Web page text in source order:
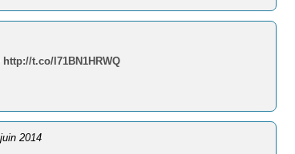
http://t.co/l71BN1HRWQ
juin 2014